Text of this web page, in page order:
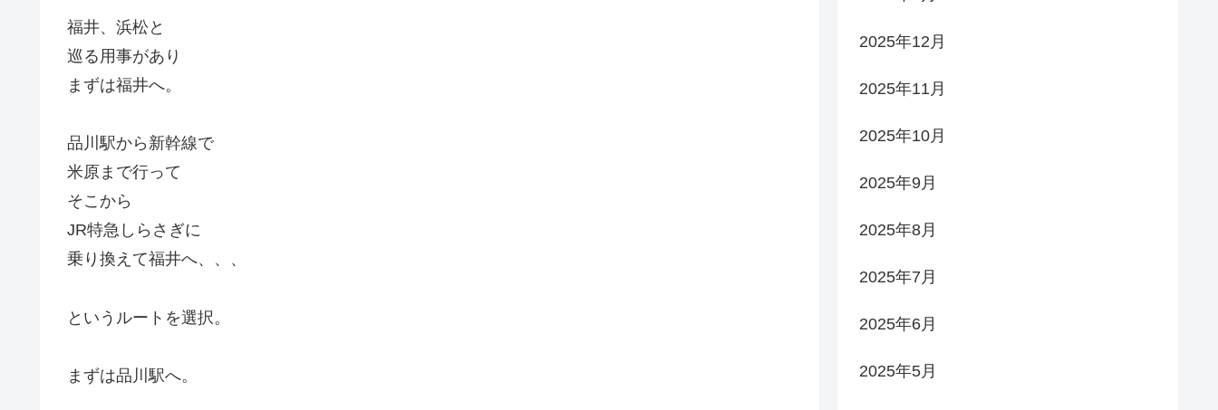
福井、浜松と
巡る用事があり
まずは福井へ。
品川駅から新幹線で
米原まで行って
そこから
JR特急しらさぎに
乗り換えて福井へ、、、
というルートを選択。
まずは品川駅へ。
2025年12月
2025年11月
2025年10月
2025年9月
2025年8月
2025年7月
2025年6月
2025年5月